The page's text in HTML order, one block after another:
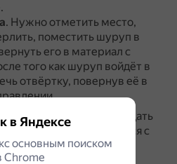
. Нужно отметить место,
поместить шуруп в
его в материал с
того как шуруп войдёт в
отвёртку, повернув её в
необходимо соблюдать
и осторожно обращаться с
и повреждений
в Яндексе
основным поиском
Сhrome